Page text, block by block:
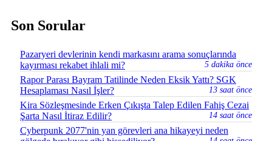
Son Sorular
Pazaryeri devlerinin kendi markasını arama sonuçlarında
kayırması rekabet ihlali mi?
5 dakika önce
Rapor Parası Bayram Tatilinde Neden Eksik Yattı? SGK
Hesaplaması Nasıl İşler?
13 saat önce
Kira Sözleşmesinde Erken Çıkışta Talep Edilen Fahiş Cezai
Şarta Nasıl İtiraz Edilir?
14 saat önce
Cyberpunk 2077'nin yan görevleri ana hikayeyi neden